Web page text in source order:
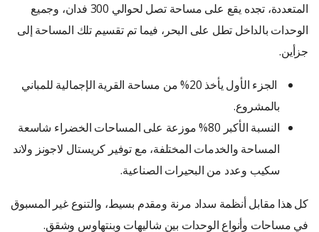
المتعددة، تجده يقع على مساحة تصل لحوالي 300 فدان، وجميع
الوحدات بالداخل تطل على البحر، فيما تم تقسيم تلك المساحة إلى
جزأين.
الجزء الأول يأخذ 20% من مساحة القرية الإجمالية للمباني
بالمشروع.
النسبة الأكبر 80% موزعة على المساحات الخضراء شاسعة
المساحة والخدمات المختلفة، مع توفير كريستال لاجونز ولاند
سكيب وعدد من البحيرات الصناعية.
كل هذا مقابل أنظمة سداد مرنة ومقدم بسيط، والتنوع غير المسبوق
في مساحات وأنواع الوحدات بين شاليهات وبنتهاوس وشقق.